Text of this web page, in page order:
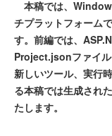
本稿では、
チプラットフォーム
す。前編では、
Project.jsonファイル
新しいツール、実行
る本稿では生成され
たします。